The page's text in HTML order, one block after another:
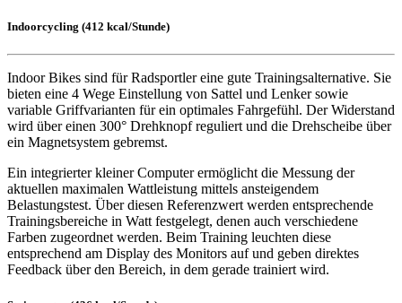
Indoorcycling (412 kcal/Stunde)
Indoor Bikes sind für Radsportler eine gute Trainingsalternative. Sie
bieten eine 4 Wege Einstellung von Sattel und Lenker sowie
variable Griffvarianten für ein optimales Fahrgefühl. Der Widerstand
wird über einen 300° Drehknopf reguliert und die Drehscheibe über
ein Magnetsystem gebremst.
Ein integrierter kleiner Computer ermöglicht die Messung der
aktuellen maximalen Wattleistung mittels ansteigendem
Belastungstest. Über diesen Referenzwert werden entsprechende
Trainingsbereiche in Watt festgelegt, denen auch verschiedene
Farben zugeordnet werden. Beim Training leuchten diese
entsprechend am Display des Monitors auf und geben direktes
Feedback über den Bereich, in dem gerade trainiert wird.